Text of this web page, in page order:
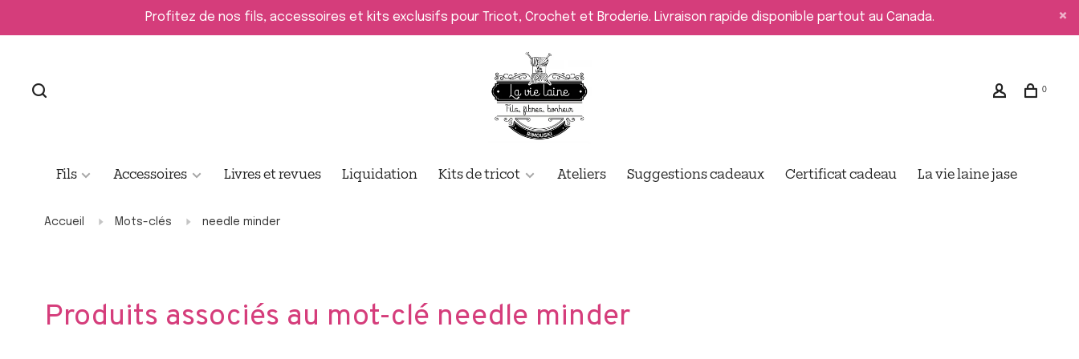
Profitez de nos fils, accessoires et kits exclusifs pour Tricot, Crochet et Broderie. Livraison rapide disponible partout au Canada.
0
Fils Accessoires Livres et revues Liquidation Kits de tricot Ateliers Suggestions cadeaux Certificat cadeau La vie laine jase
Accueil Mots-clés needle minder
Produits associés au mot-clé needle minder